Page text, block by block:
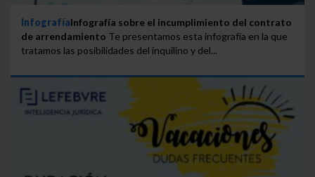
InfografíaInfografía sobre el incumplimiento del contrato
de arrendamiento Te presentamos esta infografía en la que
tratamos las posibilidades del inquilino y del...